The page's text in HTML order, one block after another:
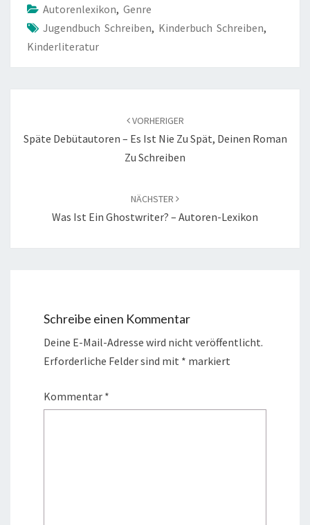
Autorenlexikon, Genre
Jugendbuch Schreiben, Kinderbuch Schreiben,
Kinderliteratur
VORHERIGER
Späte Debütautoren – Es Ist Nie Zu Spät, Deinen Roman
Zu Schreiben
NÄCHSTER
Was Ist Ein Ghostwriter? – Autoren-Lexikon
Schreibe einen Kommentar
Deine E-Mail-Adresse wird nicht veröffentlicht.
Erforderliche Felder sind mit * markiert
Kommentar *